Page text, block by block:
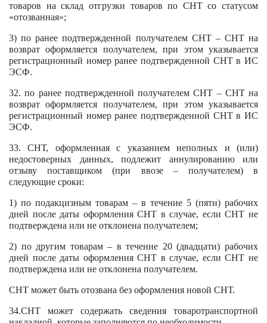
товаров на склад отгрузки товаров по СНТ со статусом
«отозванная»;
3) по ранее подтвержденной получателем СНТ – СНТ на
возврат оформляется получателем, при этом указывается
регистрационный номер ранее подтвержденной СНТ в ИС
ЭСФ.
32. по ранее подтвержденной получателем СНТ – СНТ на
возврат оформляется получателем, при этом указывается
регистрационный номер ранее подтвержденной СНТ в ИС
ЭСФ.
33. СНТ, оформленная с указанием неполных и (или)
недостоверных данных, подлежит аннулированию или
отзыву поставщиком (при ввозе – получателем) в
следующие сроки:
1) по подакцизным товарам – в течение 5 (пяти) рабочих
дней после даты оформления СНТ в случае, если СНТ не
подтверждена или не отклонена получателем;
2) по другим товарам – в течение 20 (двадцати) рабочих
дней после даты оформления СНТ в случае, если СНТ не
подтверждена или не отклонена получателем.
СНТ может быть отозвана без оформления новой СНТ.
34.СНТ может содержать сведения товаротранспортной